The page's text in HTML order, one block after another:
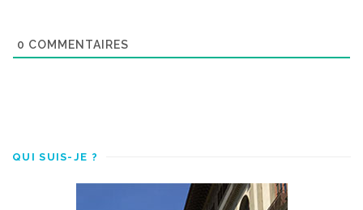
0 COMMENTAIRES
QUI SUIS-JE ?